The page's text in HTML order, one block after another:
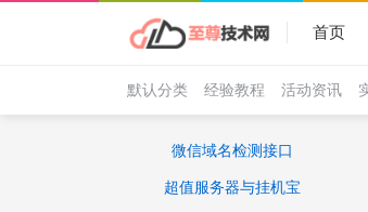
首页
默认分类 经验教程 活动资讯
微信域名检测接口
超值服务器与挂机宝